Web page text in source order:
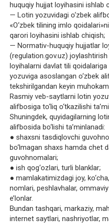
huquqiy hujjat loyihasini ishlab
— Lotin yozuvidagi o‘zbek
«O‘zbek tilining imlo
qarori loyihasini ishlab chiqish;
— Normativ-huquqiy hujjatlar
(regulation.gov.uz)
loyihalarni davlat tili
yozuviga asoslangan o‘zbek
tekshirilgandan keyin
Rasmiy veb-saytlarni lotin
alifbosiga to‘liq o‘tkazilishi
Shuningdek, quyidagilarning
alifbosida bo‘lishi ta’minlanadi:
● shaxsni tasdiqlovchi
bo‘lmagan shaxs hamda chet
guvohnomalari;
● ish qog‘ozlari, turli blanklar;
● mamlakatimizdagi joy,
nomlari, peshlavhalar,
e’lonlar.
Bundan tashqari, markaziy,
internet saytlari, nashriyotlar,